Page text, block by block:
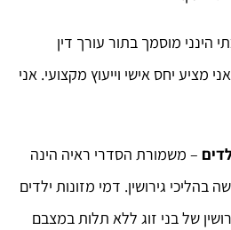
הינני מוסמך בתור עורך דין
מציע יחס אישי וייעוץ מקצועי. אני
– משמורת הסדרי ראיה הינה
בהליכי גירושין. דמי מזונות ילדים
של בני זוג ללא תלות במצבם